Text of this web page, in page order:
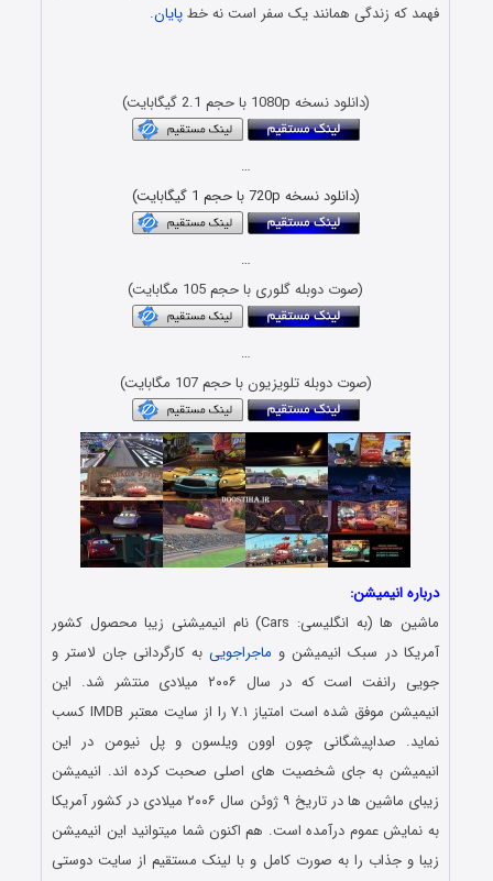
فهمد که زندگی همانند یک سفر است نه خطپایان.
(دانلود نسخه 1080p با حجم 2.1 گیگابایت)
…
(دانلود نسخه 720p با حجم 1 گیگابایت)
…
(صوت دوبله گلوری با حجم 105 مگابایت)
…
(صوت دوبله تلویزیون با حجم 107 مگابایت)
درباره انیمیشن:
ماشین ها (به انگلیسی: Cars) نام انیمیشنی زیبا محصول کشور
آمریکا در سبک انیمیشن و ماجراجویی به کارگردانی جان لاستر و
جویی رانفت است که در سال ۲۰۰۶ میلادی منتشر شد. این
انیمیشن موفق شده است امتیاز ۷.۱ را از سایت معتبر IMDB کسب
نماید. صداپیشگانی چون اوون ویلسون و پل نیومن در این
انیمیشن به جای شخصیت های اصلی صحبت کرده اند. انیمیشن
زیبای ماشین ها در تاریخ ۹ ژوئن سال ۲۰۰۶ میلادی در کشور آمریکا
به نمایش عموم درآمده است. هم اکنون شما میتوانید این انیمیشن
زیبا و جذاب را به صورت کامل و با لینک مستقیم از سایت دوستی